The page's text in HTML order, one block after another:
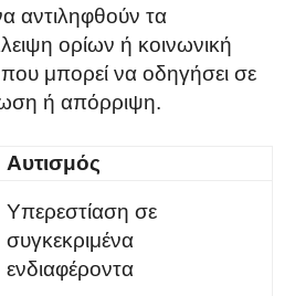
αντιληφθούν τα
ορίων ή κοινωνική
μπορεί να οδηγήσει σε
ή απόρριψη.
Αυτισμός
Υπερεστίαση σε
συγκεκριμένα
ενδιαφέροντα